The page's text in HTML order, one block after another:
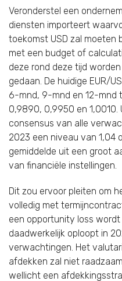
Veronderstel een
diensten importeert
toekomst USD zal moeten
met een budget of
deze rond deze tijd
gedaan. De huidige EUR/
6-mnd, 9-mnd en 12-mnd
0,9890, 0,9950 en 1,0010.
consensus van alle
2023 een niveau van 1,04
gemiddelde uit een groot
van financiële instellingen.
Dit zou ervoor pleiten om
volledig met
een opportunity loss wordt
daadwerkelijk oploopt in
verwachtingen. Het
afdekken zal niet
wellicht een